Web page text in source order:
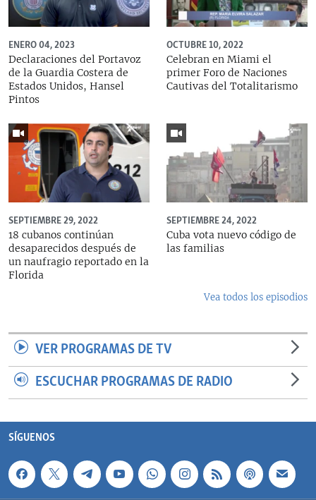
ENERO 04, 2023
Declaraciones del Portavoz
de la Guardia Costera de
Estados Unidos, Hansel
Pintos
OCTUBRE 10, 2022
Celebran en Miami el
primer Foro de Naciones
Cautivas del Totalitarismo
SEPTIEMBRE 29, 2022
18 cubanos continúan
desaparecidos después de
un naufragio reportado en la
Florida
SEPTIEMBRE 24, 2022
Cuba vota nuevo código de
las familias
Vea todos los episodios
VER PROGRAMAS DE TV
ESCUCHAR PROGRAMAS DE RADIO
SÍGUENOS